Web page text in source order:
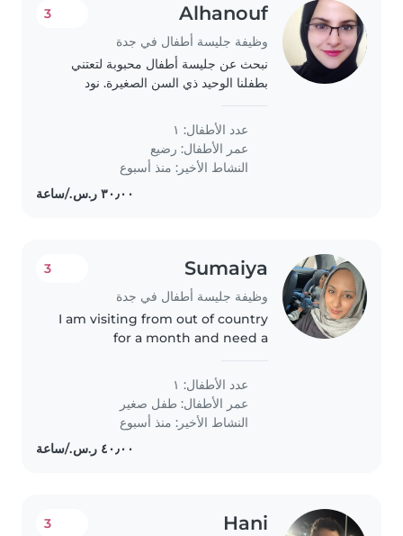
Alhanouf
وظيفة جليسة أطفال في جدة
3
نبحث عن جليسة أطفال محبوبة لتعتني
بطفلنا الوحيد ذي السن الصغيرة. نود
وقادر على القيام ببعض المهام المنزلية
البسيطة. معه الأولوية لمن لديه خبرة مع..
عدد الأطفال: ١
عمر الأطفال: رضيع
النشاط الأخير: منذ أسبوع
Sumaiya
وظيفة جليسة أطفال في جدة
3
I am visiting from out of country
for a month and need a
husband and I want to go out on
date nights and leave him with
his grandmother. She is old..
عدد الأطفال: ١
عمر الأطفال: طفل صغير
النشاط الأخير: منذ أسبوع
Hani
3